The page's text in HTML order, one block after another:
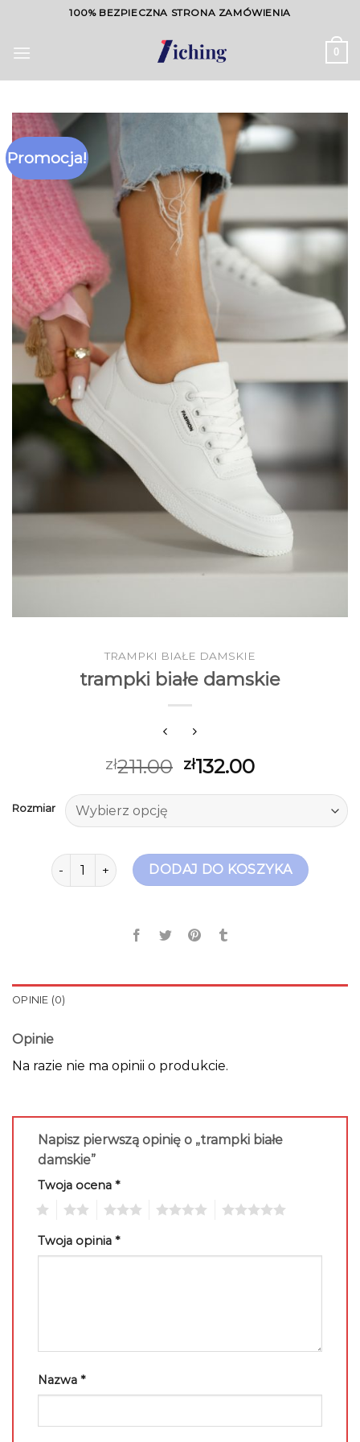
content
100% BEZPIECZNA STRONA ZAMÓWIENIA
0
Promocja!
TRAMPKI BIAŁE DAMSKIE
trampki białe damskie
zł211.00 zł132.00
Rozmiar
ilość trampki białe damskieDODAJ DO KOSZYKA
OPINIE (0)
Opinie
Na razie nie ma opinii o produkcie.
Napisz pierwszą opinię o „trampki białe
damskie”
Twoja ocena *
Twoja opinia *
Nazwa *